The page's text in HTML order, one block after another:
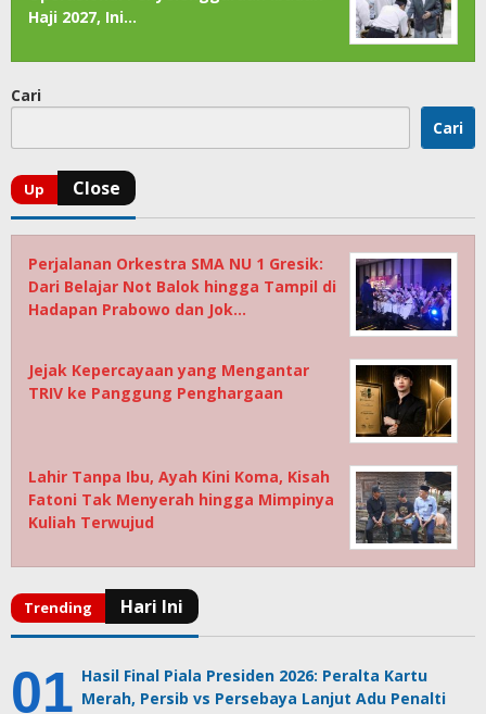
Haji 2027, Ini…
Cari
Cari
Perjalanan Orkestra SMA NU 1 Gresik:
Dari Belajar Not Balok hingga Tampil di
Hadapan Prabowo dan Jok…
Jejak Kepercayaan yang Mengantar
TRIV ke Panggung Penghargaan
Lahir Tanpa Ibu, Ayah Kini Koma, Kisah
Fatoni Tak Menyerah hingga Mimpinya
Kuliah Terwujud
Hasil Final Piala Presiden 2026: Peralta Kartu
Merah, Persib vs Persebaya Lanjut Adu Penalti